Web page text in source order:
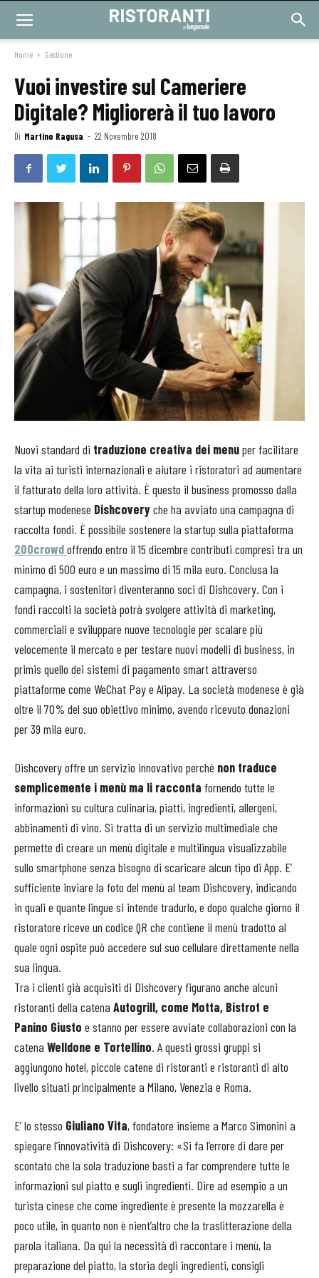
Home Gestione
Vuoi investire sul Cameriere
Digitale? Migliorerà il tuo lavoro
Di Martino Ragusa - 22 Novembre 2018
Nuovi standard di traduzione creativa dei menuper facilitare
la vita ai turisti internazionali e aiutare i ristoratori ad aumentare
il fatturato della loro attività. È questo il business promosso dalla
startup modenese Dishcoveryche ha avviato una campagna di
raccolta fondi. È possibile sostenere la startup sulla piattaforma
200crowdoffrendo entro il 15 dicembre contributi compresi tra un
minimo di 500 euro e un massimo di 15 mila euro. Conclusa la
campagna, i sostenitori diventeranno soci di Dishcovery. Con i
fondi raccolti la società potrà svolgere attività di marketing,
commerciali e sviluppare nuove tecnologie per scalare più
velocemente il mercato e per testare nuovi modelli di business, in
primis quello dei sistemi di pagamento smart attraverso
piattaforme come WeChat Pay e Alipay. La società modenese è già
oltre il 70% del suo obiettivo minimo, avendo ricevuto donazioni
per 39 mila euro.
Dishcovery offre un servizio innovativo perché non traduce
semplicemente i menù ma li racconta fornendo tutte le
informazioni su cultura culinaria, piatti, ingredienti, allergeni,
abbinamenti di vino. Si tratta di un servizio multimediale che
permette di creare un menù digitale e multilingua visualizzabile
sullo smartphone senza bisogno di scaricare alcun tipo di App. E’
sufficiente inviare la foto del menù al team Dishcovery, indicando
in quali e quante lingue si intende tradurlo, e dopo qualche giorno il
ristoratore riceve un codice QR che contiene il menù tradotto al
quale ogni ospite può accedere sul suo cellulare direttamente nella
sua lingua.
Tra i clienti già acquisiti di Dishcovery figurano anche alcuni
ristoranti della catena Autogrill, come Motta, Bistrot e
Panino Giusto e stanno per essere avviate collaborazioni con la
catena Welldone e Tortellino. A questi grossi gruppi si
aggiungono hotel, piccole catene di ristoranti e ristoranti di alto
livello situati principalmente a Milano, Venezia e Roma.
E’ lo stesso Giuliano Vita, fondatore insieme a Marco Simonini a
spiegare l’innovatività di Dishcovery: «Si fa l’errore di dare per
scontato che la sola traduzione basti a far comprendere tutte le
informazioni sul piatto e sugli ingredienti. Dire ad esempio a un
turista cinese che come ingrediente è presente la mozzarella è
poco utile, in quanto non è nient’altro che la traslitterazione della
parola italiana. Da qui la necessità di raccontare i menù, la
preparazione del piatto, la storia degli ingredienti, consigli